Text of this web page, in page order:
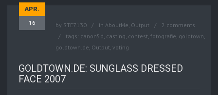
APR.
16 by STE7130 in AboutMe, Output
2 comments
tags: canon5d, casting, contest, fotografie, goldtown,
goldtown.de, Output, voting
GOLDTOWN.DE: SUNGLASS DRESSED
FACE 2007